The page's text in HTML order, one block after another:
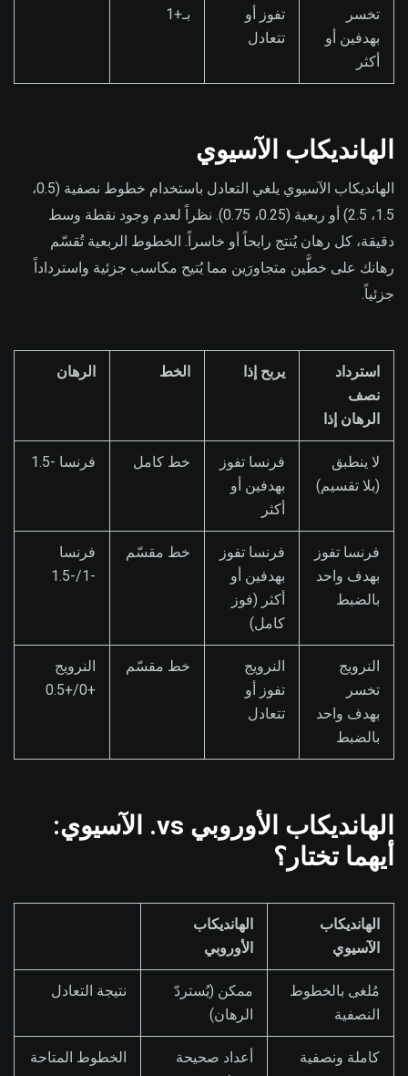
تخسر
بهدفين أو
أكثر
تفوز أو
تتعادل
بـ+1
الهانديكاب الآسيوي
الهانديكاب الآسيوي يلغي التعادل باستخدام خطوط نصفية (0.5،
1.5، 2.5) أو ربعية (0.25، 0.75). نظراً لعدم وجود نقطة وسط
دقيقة، كل رهان يُنتج رابحاً أو خاسراً. الخطوط الربعية تُقسّم
رهانك على خطَّين متجاورَين مما يُتيح مكاسب جزئية واسترداداً
جزئياً.
استرداد
نصف
الرهان إذا
يربح إذا الخط الرهان
لا ينطبق
(بلا تقسيم)
فرنسا تفوز
بهدفين أو
أكثر
خط كامل فرنسا -1.5
فرنسا تفوز
بهدف واحد
بالضبط
فرنسا تفوز
بهدفين أو
أكثر (فوز
كامل)
خط مقسّم
فرنسا
-1/-1.5
النرويج
تخسر
بهدف واحد
بالضبط
النرويج
تفوز أو
تتعادل
خط مقسّم
النرويج
+0/+0.5
الهانديكاب الأوروبي vs. الآسيوي:
أيهما تختار؟
الهانديكاب
الآسيوي
الهانديكاب
الأوروبي
مُلغى بالخطوط
النصفية
ممكن (يُستردّ
الرهان)
نتيجة التعادل
كاملة ونصفية
أعداد صحيحة
الخطوط المتاحة